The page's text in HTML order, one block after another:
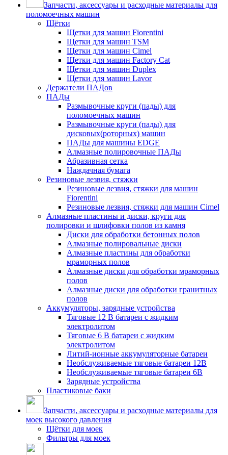
Запчасти, аксессуары и расходные материалы для
поломоечных машин
Щётки
Щетки для машин Fiorentini
Щетки для машин TSM
Щетки для машин Cimel
Щетки для машин Factory Cat
Щетки для машин Duplex
Щетки для машин Lavor
Держатели ПАДов
ПАДы
Размывочные круги (пады) для
поломоечных машин
Размывочные круги (пады) для
дисковых(роторных) машин
ПАДы для машины EDGE
Алмазные полировочные ПАДы
Абразивная сетка
Наждачная бумага
Резиновые лезвия, стяжки
Резиновые лезвия, стяжки для машин
Fiorentini
Резиновые лезвия, стяжки для машин Cimel
Алмазные пластины и диски, круги для
полировки и шлифовки полов из камня
Диски для обработки бетонных полов
Алмазные полировальные диски
Алмазные пластины для обработки
мраморных полов
Алмазные диски для обработки мраморных
полов
Алмазные диски для обработки гранитных
полов
Аккумуляторы, зарядные устройства
Тяговые 12 В батареи с жидким
электролитом
Тяговые 6 В батареи с жидким
электролитом
Литий-ионные аккумуляторные батареи
Необслуживаемые тяговые батареи 12В
Необслуживаемые тяговые батареи 6В
Зарядные устройства
Пластиковые баки
Запчасти, аксессуары и расходные материалы для
моек высокого давления
Щётки для моек
Фильтры для моек